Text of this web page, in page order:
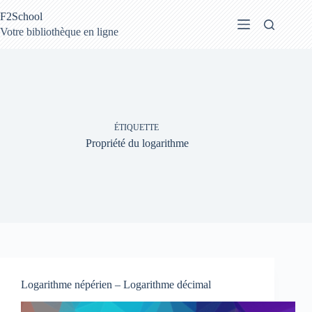
au
contenu
F2School
Votre bibliothèque en ligne
ÉTIQUETTE
Propriété du logarithme
Logarithme népérien – Logarithme décimal